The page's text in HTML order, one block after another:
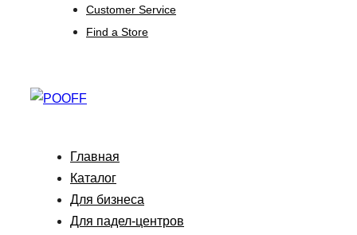
Customer Service
Find a Store
Главная
Каталог
Для бизнеса
Для падел-центров